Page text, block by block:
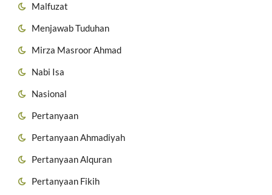
Malfuzat
Menjawab Tuduhan
Mirza Masroor Ahmad
Nabi Isa
Nasional
Pertanyaan
Pertanyaan Ahmadiyah
Pertanyaan Alquran
Pertanyaan Fikih